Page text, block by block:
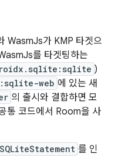
WasmJs가 KMP 타겟으
를 타겟팅하는
)
web 에 있는 새
의 출시와 결합하면 모
통 코드에서 Room을 사
SQLiteStatement 를 인